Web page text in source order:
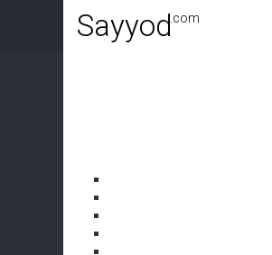
Sayyod.com